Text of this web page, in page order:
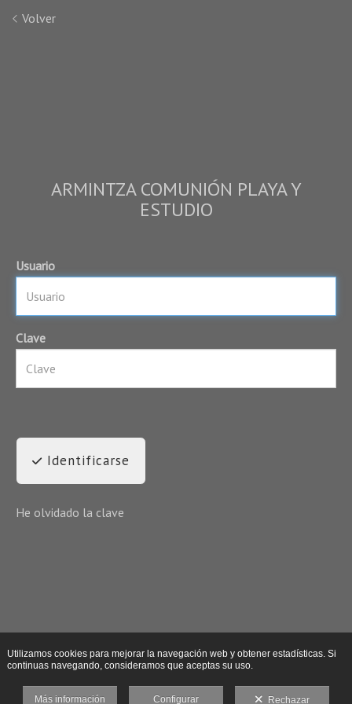
Volver
ARMINTZA COMUNIÓN PLAYA Y
ESTUDIO
Usuario
Clave
Identificarse
He olvidado la clave
Utilizamos cookies para mejorar la navegación web y obtener estadísticas. Si
continuas navegando, consideramos que aceptas su uso.
Más información Configurar Rechazar